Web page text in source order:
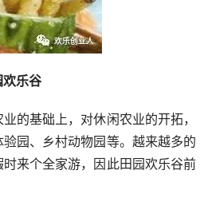
乐谷
的基础上，对休闲农业的开拓，
园、乡村动物园等。越来越多的
来个全家游，因此田园欢乐谷前